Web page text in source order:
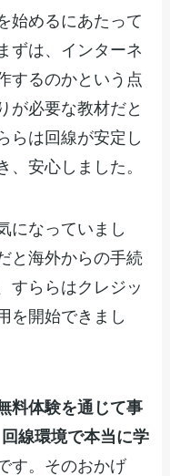
始めるにあたって
ずは、インターネ
するのかという点
が必要な教材だと
らは回線が安定し
、安心しました。
になっていまし
と海外からの手続
すららはクレジッ
を開始できまし
料体験を通じて事
線環境で本当に学
す。そのおかげ